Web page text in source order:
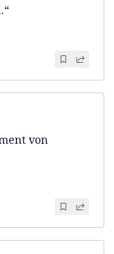
“
von